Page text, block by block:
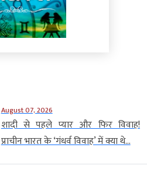
August 07, 2026
शादी से पहले प्यार और फिर विवाह!
प्राचीन भारत के ‘गंधर्व विवाह’ में क्या थे...